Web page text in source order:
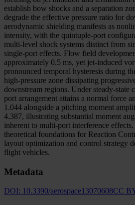
establish bow shocks and a separation
degrade the effective pressure ratio for
aerodynamic shielding manifests as
intensity, with the quintuple-port
multi-level shock systems distinct from
single-port effects. Flow field
approximately 0.5 ms, yet jet-induced
pronounced temporal hysteresis during
high-pressure zone dissipating
downstream regions. Under steady-state
port arrangement attains a normal force
1.044 alongside a pitching moment
4.387, illustrating substantial moment
inherent to multi-port interference
theoretical foundations for Reaction
layout optimization and control strategy
flight vehicles.
Metadata
DOI: 10.3390/aerospace13070608CC